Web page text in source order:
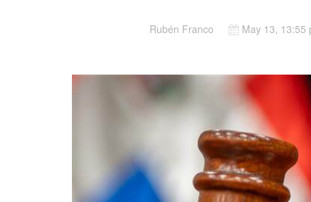
Rubén Franco May 13, 13:55